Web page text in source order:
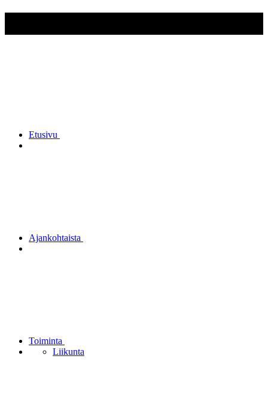
Etusivu
Ajankohtaista
Toiminta
Liikunta